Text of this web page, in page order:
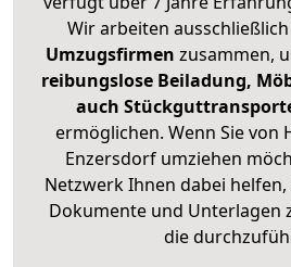
Wir arbeiten
Umzugsfirmen zusammen,
reibungslose Beiladung,
auch
ermöglichen. Wenn Sie von
Enzersdorf umziehen
Netzwerk Ihnen dabei
Dokumente und Unterlagen
die